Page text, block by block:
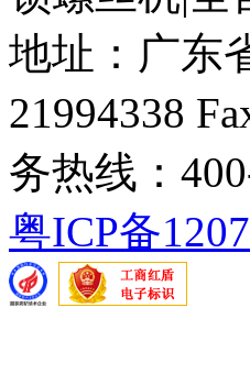
地址：广东
21994338
务热线：
粤ICP备